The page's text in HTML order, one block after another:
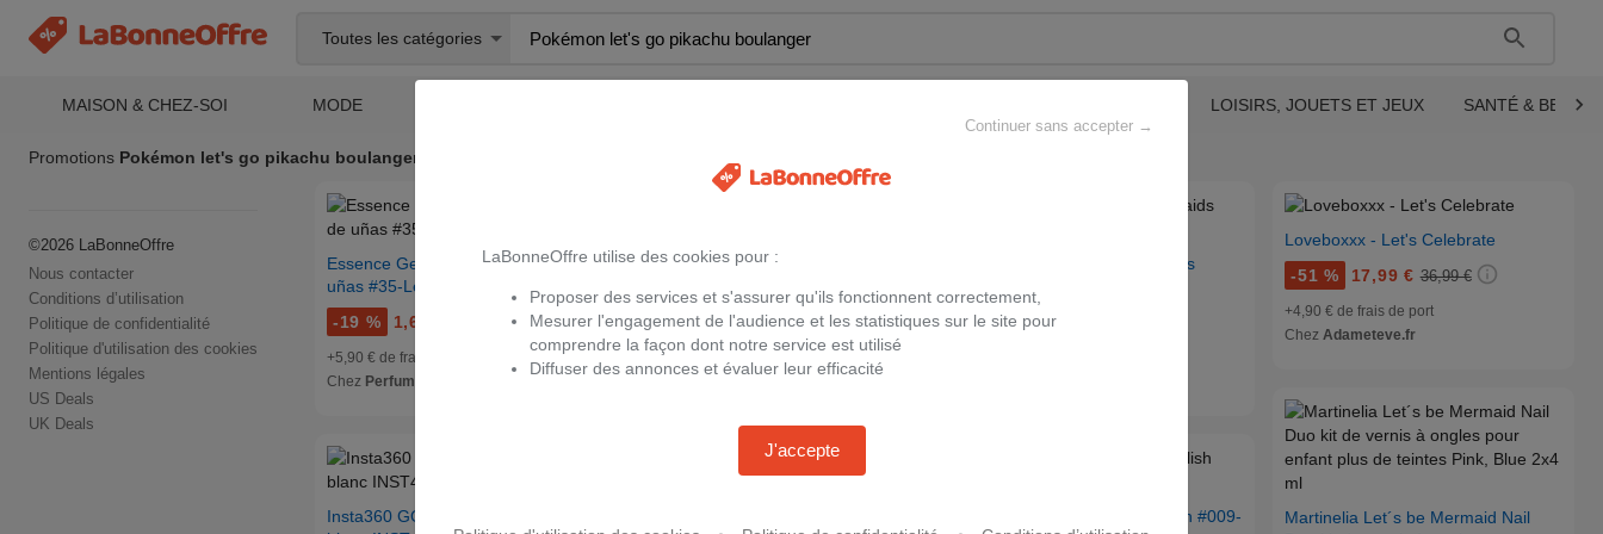
Toutes les catégories
MAISON & CHEZ-SOI MODE LOISIRS, JOUETS ET JEUX SANTÉ & BEAUTÉ
Promotions Pokémon let's go pikachu boulanger
©2026 LaBonneOffre
Nous contacter
Conditions d’utilisation
Politique de confidentialité
Politique d'utilisation des cookies
Mentions légales
US Deals
UK Deals
Essence Gel Nail Polish esmalte de
uñas #35-Let It Indi-Go 8 ml
-19 % 1,61 €
+5,90 € de frais de port
Chez Perfumesclub.fr
Insta360 GO 3S Caméra 128 GB
Orly Lacquer vernis à ongles teinte
-10 % 7,83 € 8,70 €
+3,99 € de frais de port
Martinelia LET’S Be Mermaids
-27 % 7,16 €
Bourjois 1 Seconde nail polish #009-
Loveboxxx - Let's Celebrate
-51 % 17,99 € 36,99 €
+4,90 € de frais de port
Chez Adameteve.fr
Martinelia Let´s be Mermaid Nail
Continuer sans accepter →
LaBonneOffre utilise des cookies pour :
Proposer des services et s'assurer qu'ils fonctionnent correctement,
Mesurer l'engagement de l'audience et les statistiques sur le site pour
comprendre la façon dont notre service est utilisé
Diffuser des annonces et évaluer leur efficacité
J'accepte